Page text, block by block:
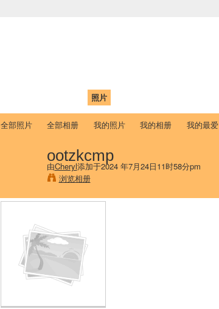
照片
全部照片 全部相册 我的照片 我的相册 我的最爱
ootzkcmp
由Cheryl添加于2024 年7月24日11时58分pm
浏览相册